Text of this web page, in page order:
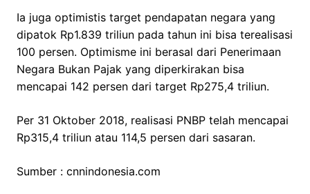
Ia juga optimistis target pendapatan negara yang
dipatok Rp1.839 triliun pada tahun ini bisa terealisasi
100 persen. Optimisme ini berasal dari Penerimaan
Negara Bukan Pajak yang diperkirakan bisa
mencapai 142 persen dari target Rp275,4 triliun.
Per 31 Oktober 2018, realisasi PNBP telah mencapai
Rp315,4 triliun atau 114,5 persen dari sasaran.
Sumber : cnnindonesia.com